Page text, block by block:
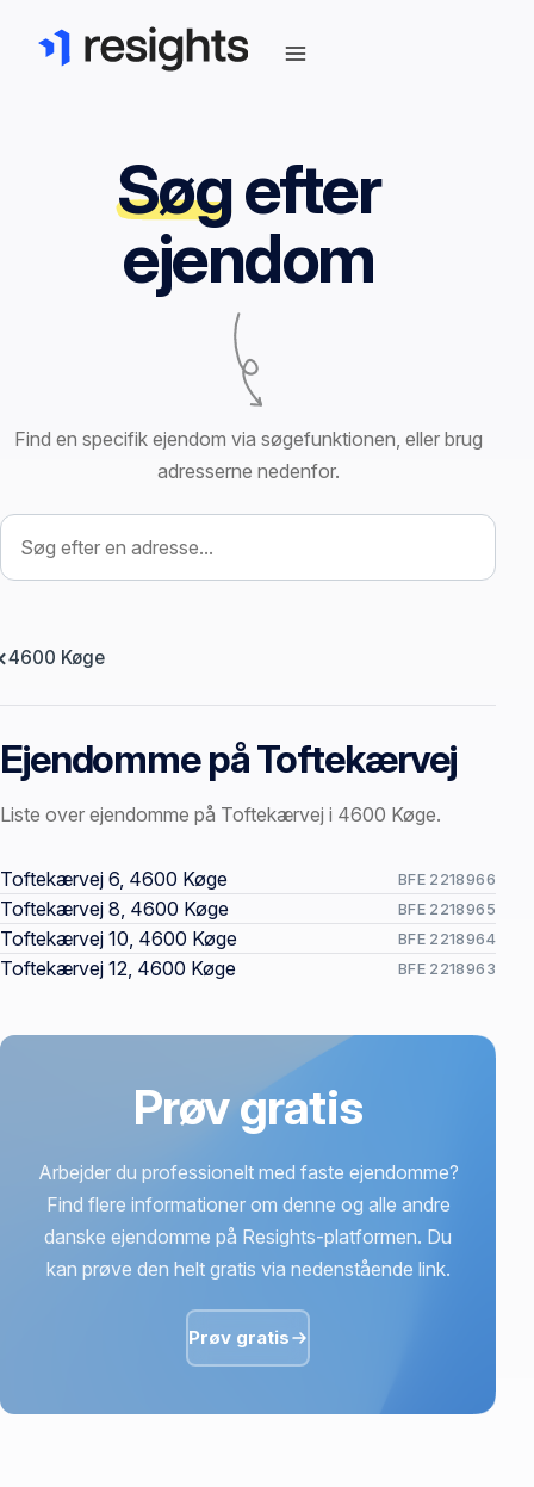
Søgefter
ejendom
Find en specifik ejendom via søgefunktionen, eller brug
adresserne nedenfor.
Søg efter ejendom
4600 Køge
Ejendomme på Toftekærvej
Liste over ejendomme på Toftekærvej i 4600 Køge.
Offentlige ejendomssider
Toftekærvej 6, 4600 Køge BFE 2218966
Toftekærvej 8, 4600 Køge BFE 2218965
Toftekærvej 10, 4600 Køge BFE 2218964
Toftekærvej 12, 4600 Køge BFE 2218963
Prøv gratis
Arbejder du professionelt med faste ejendomme?
Find flere informationer om denne og alle andre
danske ejendomme på Resights-platformen. Du
kan prøve den helt gratis via nedenstående link.
Prøv gratis